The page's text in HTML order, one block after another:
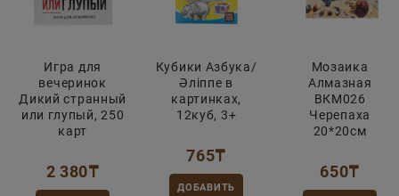
Игра для
вечеринок
Дикий странный
или глупый, 250
карт
2 380₸
Кубики Азбука/
Әліппе в
картинках,
12куб, 3+
765₸
ДОБАВИТЬ
Мозаика
Алмазная
ВКМ026
Черепаха
20*20см
650₸